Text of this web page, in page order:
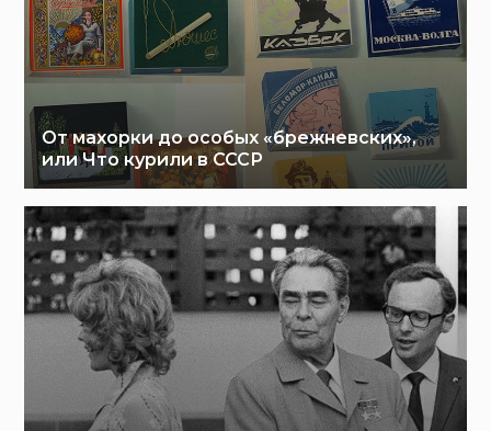
От махорки до особых «брежневских»,
или Что курили в СССР